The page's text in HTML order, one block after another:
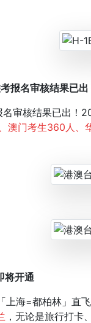
报名审核结果已出
核结果已出！
澳门考生360人、
将开通
海=都柏林」直飞
，无论是旅行打卡